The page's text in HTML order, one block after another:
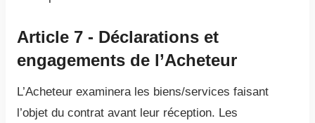
Article 7 - Déclarations et
engagements de l’Acheteur
L’Acheteur examinera les biens/services faisant
l’objet du contrat avant leur réception. Les